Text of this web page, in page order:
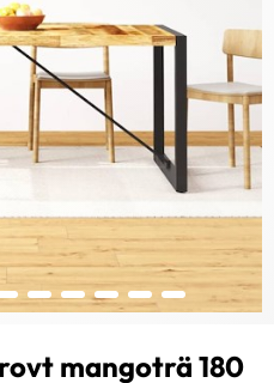
mangoträ 180